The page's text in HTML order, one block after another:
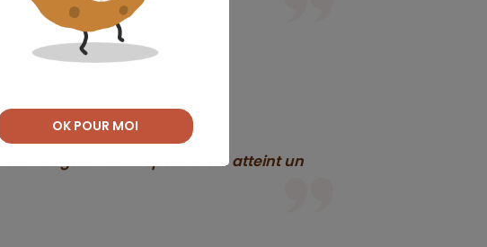
de logements disponibles a atteint un
OK POUR MOI